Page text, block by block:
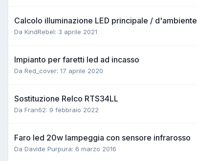
Calcolo illuminazione LED principale / d'ambiente
Da KindRebel: 3 aprile 2021
Impianto per faretti led ad incasso
Da Red_cover: 17 aprile 2020
Sostituzione Relco RTS34LL
Da Fran62: 9 febbraio 2022
Faro led 20w lampeggia con sensore infrarosso
Da Davide Purpura: 6 marzo 2016